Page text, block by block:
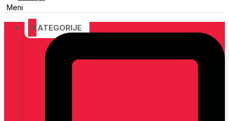
Meni
KATEGORIJE